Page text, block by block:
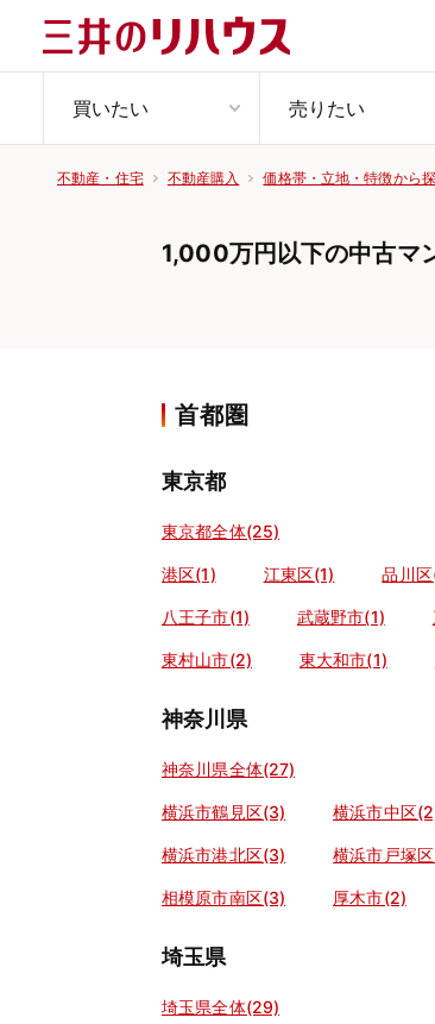
買いたい 売りたい
不動産・住宅 不動産購入 価格帯・立地・特徴から
1,000万円以下の中古マ
首都圏
東京都
東京都全体(25)
港区(1) 江東区(1) 品川区
八王子市(1) 武蔵野市(1)
東村山市(2) 東大和市(1)
神奈川県
神奈川県全体(27)
横浜市鶴見区(3) 横浜市中区
横浜市港北区(3) 横浜市戸塚
相模原市南区(3) 厚木市(2)
埼玉県
埼玉県全体(29)